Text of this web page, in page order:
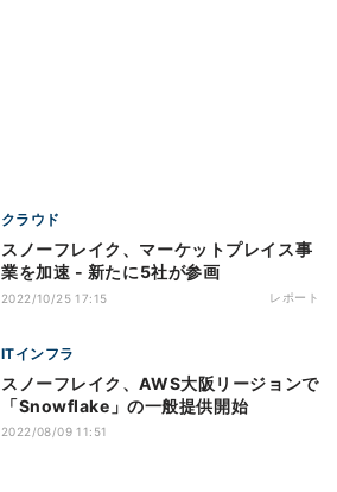
クラウド
スノーフレイク、マーケットプレイス事
業を加速 - 新たに5社が参画
2022/10/25 17:15 レポート
ITインフラ
スノーフレイク、AWS大阪リージョンで
「Snowflake」の一般提供開始
2022/08/09 11:51